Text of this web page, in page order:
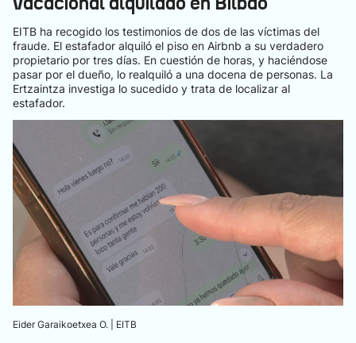
Eider Garaikoetxea O. | EITB
EITB ha recogido los testimonios de dos de las víctimas del
fraude. El estafador alquiló el piso en Airbnb a su verdadero
propietario por tres días. En cuestión de horas, y haciéndose
pasar por el dueño, lo realquiló a una docena de personas. La
Ertzaintza investiga lo sucedido y trata de localizar al
estafador.